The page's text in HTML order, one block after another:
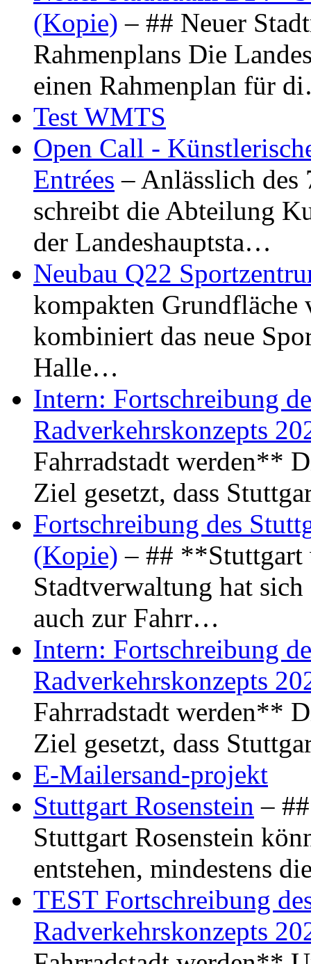
(Kopie) – ## Neuer
Rahmenplans Die
einen Rahmenplan für
Test WMTS
Open Call -
Entrées – Anlässlich
schreibt die Abteilung
der Landeshauptsta…
Neubau Q22
kompakten Grundfläche
kombiniert das neue
Halle…
Intern: Fortschreibung
Radverkehrskonzepts
Fahrradstadt werden**
Ziel gesetzt, dass
Fortschreibung des
(Kopie) – ## **Stuttgart
Stadtverwaltung hat
auch zur Fahrr…
Intern: Fortschreibung
Radverkehrskonzepts
Fahrradstadt werden**
Ziel gesetzt, dass
E-Mailersand-projekt
Stuttgart Rosenstein –
Stuttgart Rosenstein
entstehen, mindestens
TEST Fortschreibung
Radverkehrskonzepts